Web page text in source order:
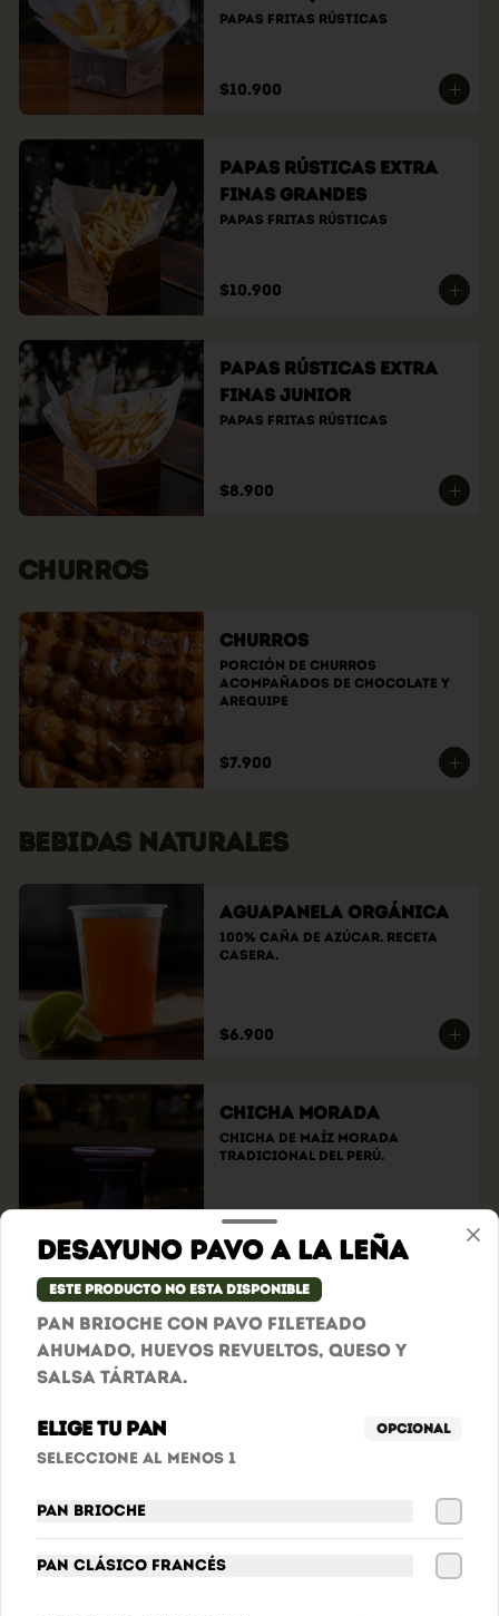
tamaño)
Papas fritas rústicas
$10.900
Papas Rústicas Extra
Finas Grandes
Papas fritas rústicas
$10.900
Papas Rústicas Extra
Finas Junior
Papas fritas rústicas
$8.900
CHURROS
Churros
Porción de churros
acompañados de chocolate y
arequipe
$7.900
BEBIDAS NATURALES
Aguapanela Orgánica
100% caña de azúcar. Receta
casera.
$6.900
Chicha Morada
Chicha de maíz morada
tradicional del Perú.
$10.900
Jugos Básicos
Maracuyá.
Tamarindo, Mango Biche  O
Mandarina.
Desayuno Pavo a la Leña
Este producto no esta disponible
Pan brioche con pavo fileteado
ahumado, huevos revueltos, queso y
salsa tártara.
Elige tu pan Opcional
Seleccione al menos 1
Pan Brioche
Pan Clásico Francés